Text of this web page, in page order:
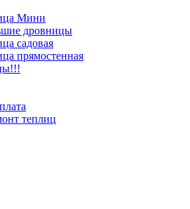
Мини
дровницы
садовая
прямостенная
теплиц